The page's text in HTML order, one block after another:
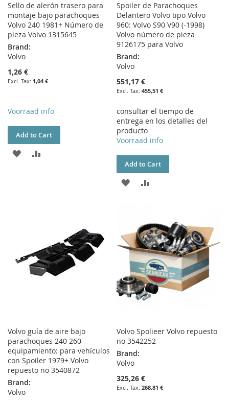
Sello de alerón trasero para
montaje bajo parachoques
Volvo 240 1981+ Número de
pieza Volvo 1315645
Brand:
Volvo
1,26 €
1,04 €
Voorraad info
Add to Cart
ADD
Spoiler de Parachoques
Delantero Volvo tipo Volvo
960: Volvo S90 V90 (-1998)
Volvo número de pieza
9126175 para Volvo
Brand:
Volvo
551,17 €
455,51 €
consultar el tiempo de
entrega en los detalles del
producto
Voorraad info
Add to Cart
ADD
LIST
Volvo guía de aire bajo
parachoques 240 260
equipamiento: para vehículos
con Spoiler 1979+ Volvo
repuesto no 3540872
Brand:
Volvo
Volvo Spolieer Volvo repuesto
no 3542252
Brand:
Volvo
325,26 €
268,81 €